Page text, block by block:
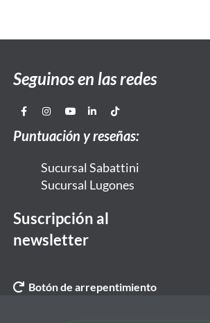
Seguinos en las redes
Puntuación y reseñas:
Sucursal Sabattini
Sucursal Lugones
Suscripción al
newsletter
Botón de arrepentimiento